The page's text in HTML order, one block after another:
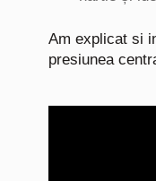
Am explicat si
presiunea